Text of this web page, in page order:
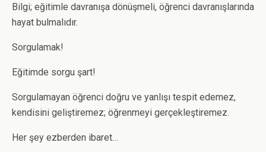
Bilgi; eğitimle davranışa dönüşmeli, öğrenci davranışlarında
hayat bulmalıdır.
Sorgulamak!
Eğitimde sorgu şart!
Sorgulamayan öğrenci doğru ve yanlışı tespit edemez,
kendisini geliştiremez; öğrenmeyi gerçekleştiremez.
Her şey ezberden ibaret…